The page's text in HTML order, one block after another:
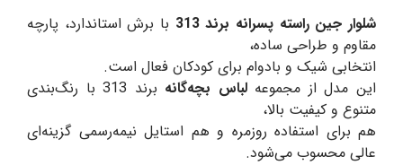
شلوار جین راسته پسرانه برند 313
با برش استاندارد، پارچه
مقاوم و طراحی ساده،
انتخابی شیک و بادوام برای کودکان فعال است.
این مدل از مجموعهلباس بچه‌گانه
برند 313 با رنگ‌بندی
متنوع و کیفیت بالا،
هم برای استفاده روزمره و هم استایل نیمه‌رسمی گزینه‌ای
عالی محسوب می‌شود.